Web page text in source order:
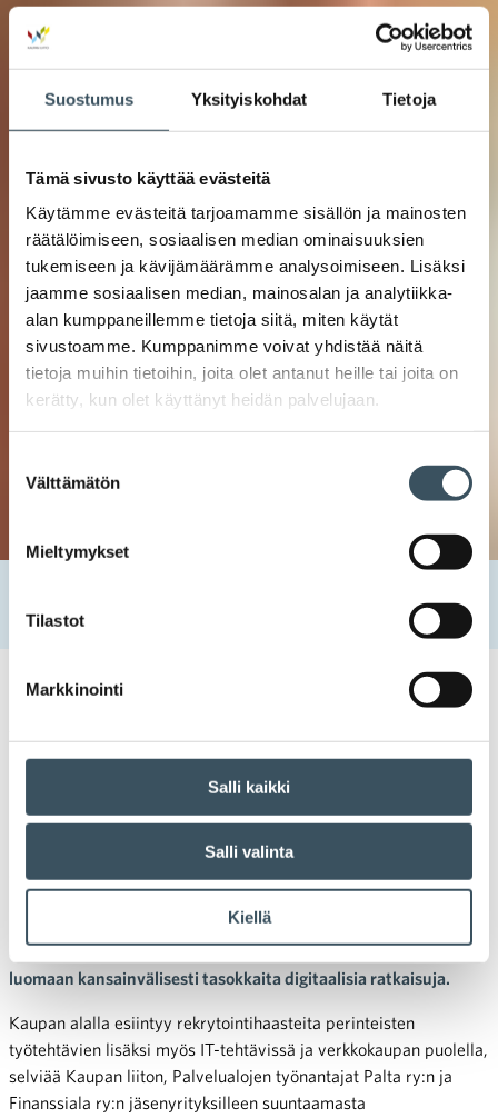
Suostumus Yksityiskohdat Tietoja
Tämä sivusto käyttää evästeitä
Käytämme evästeitä tarjoamamme sisällön ja mainosten
räätälöimiseen, sosiaalisen median ominaisuuksien
tukemiseen ja kävijämäärämme analysoimiseen. Lisäksi
jaamme sosiaalisen median, mainosalan ja analytiikka-
alan kumppaneillemme tietoja siitä, miten käytät
sivustoamme. Kumppanimme voivat yhdistää näitä
tietoja muihin tietoihin, joita olet antanut heille tai joita on
kerätty, kun olet käyttänyt heidän palvelujaan.
valinta
Välttämätön
Mieltymykset
Tilastot
Markkinointi
Salli kaikki
Salli valinta
Kiellä
Suomalainen digikauppa pärjää korkealla osaamisella
osaaminen
Suomalainen digikauppa pärjää
korkealla osaamisella
pysyykö kaupan alan ammattilaisten osaaminen kansainvälisen
kehityksen kyydissä? Yritysten ja oppilaitosten yhteistyö on
erittäin tärkeää, jotta kaupan toimijat pystyvät jatkossakin
luomaan kansainvälisesti tasokkaita digitaalisia ratkaisuja.
Kaupan alalla esiintyy rekrytointihaasteita perinteisten
työtehtävien lisäksi myös IT-tehtävissä ja verkkokaupan puolella,
selviää Kaupan liiton, Palvelualojen työnantajat Palta ry:n ja
Finanssiala ry:n jäsenyrityksilleen suuntaamasta